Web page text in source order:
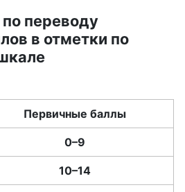
переводу
в отметки по
Первичные баллы
0–9
10–14